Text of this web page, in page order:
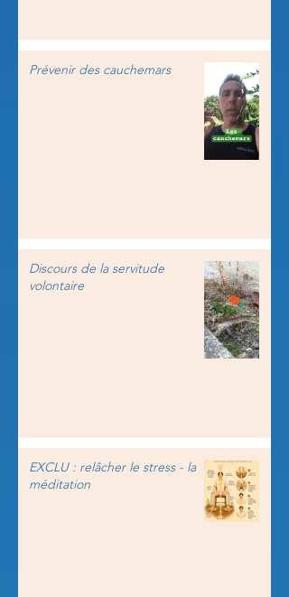
Prévenir des cauchemars
Discours de la servitude
volontaire
EXCLU : relâcher le stress - la
méditation